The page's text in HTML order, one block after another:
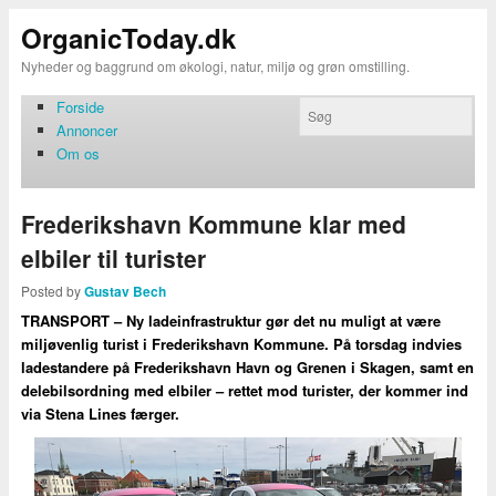
OrganicToday.dk
Nyheder og baggrund om økologi, natur, miljø og grøn omstilling.
Forside
Annoncer
Om os
Frederikshavn Kommune klar med
elbiler til turister
Posted byGustav Bech
TRANSPORT – Ny ladeinfrastruktur gør det nu muligt at være
miljøvenlig turist i Frederikshavn Kommune. På torsdag indvies
ladestandere på Frederikshavn Havn og Grenen i Skagen, samt en
delebilsordning med elbiler – rettet mod turister, der kommer ind
via Stena Lines færger.